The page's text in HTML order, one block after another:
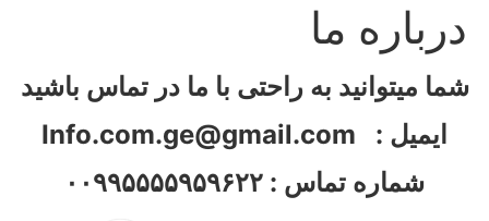
درباره ما
شما میتوانید به راحتی با ما در تماس باشید
ایمیل : Info.com.ge@gmail.com
شماره تماس : ۰۰۹۹۵۵۵۵۹۵۹۶۲۲